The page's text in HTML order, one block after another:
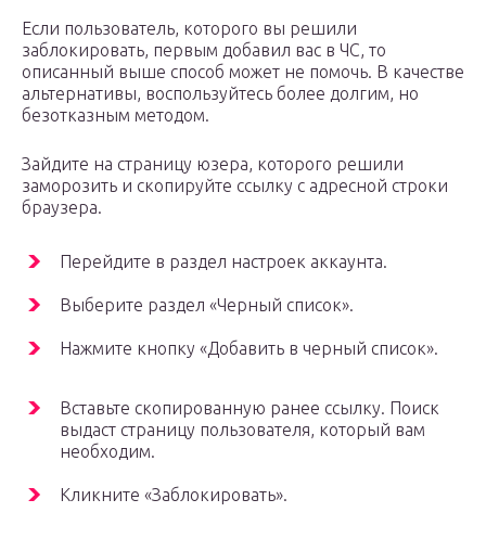
Если пользователь, которого вы решили
заблокировать, первым добавил вас в ЧС, то
описанный выше способ может не помочь. В качестве
альтернативы, воспользуйтесь более долгим, но
безотказным методом.
Зайдите на страницу юзера, которого решили
заморозить и скопируйте ссылку с адресной строки
браузера.
Перейдите в раздел настроек аккаунта.
Выберите раздел «Черный список».
Нажмите кнопку «Добавить в черный список».
Вставьте скопированную ранее ссылку. Поиск
выдаст страницу пользователя, который вам
необходим.
Кликните «Заблокировать».